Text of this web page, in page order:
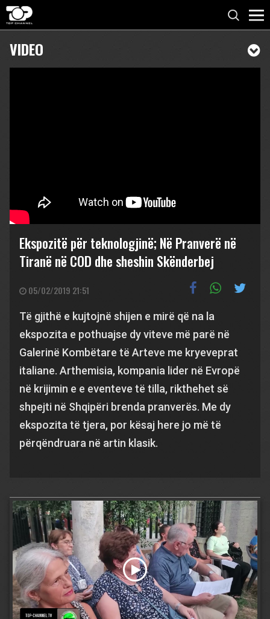
VIDEO
Ekspozitë për teknologjinë; Në Pranverë në
Tiranë në COD dhe sheshin Skënderbej
05/02/2019 21:51
Të gjithë e kujtojnë shijen e mirë që na la
ekspozita e pothuajse dy viteve më parë në
Galerinë Kombëtare të Arteve me kryeveprat
italiane. Arthemisia, kompania lider në Evropë
në krijimin e e eventeve të tilla, rikthehet së
shpejti në Shqipëri brenda pranverës. Me dy
ekspozita të tjera, por kësaj here jo më të
përqëndruara në artin klasik.